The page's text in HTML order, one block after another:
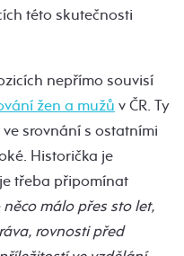
této skutečnosti
nepřímo souvisí
žen a mužů v ČR. Ty
srovnání s ostatními
Historička je
třeba připomínat
málo přes sto let,
rovnosti před